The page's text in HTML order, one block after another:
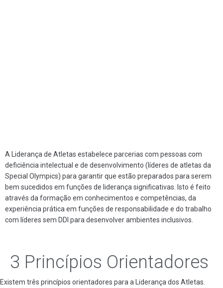
A Liderança de Atletas estabelece parcerias com pessoas com
deficiência intelectual e de desenvolvimento (líderes de atletas da
Special Olympics) para garantir que estão preparados para serem
bem sucedidos em funções de liderança significativas. Isto é feito
através da formação em conhecimentos e competências, da
experiência prática em funções de responsabilidade e do trabalho
com líderes sem DDI para desenvolver ambientes inclusivos.
3 Princípios Orientadores
Existem três princípios orientadores para a Liderança dos Atletas.